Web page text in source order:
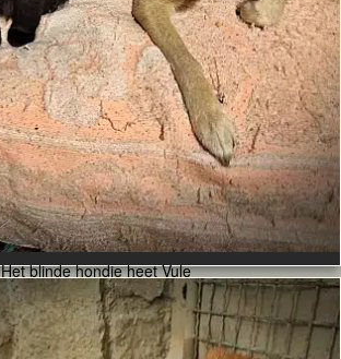
Het blinde hondje heet Vule